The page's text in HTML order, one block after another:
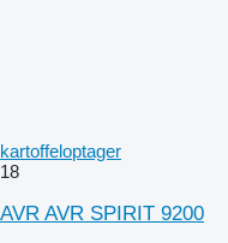
kartoffeloptager
18
AVR AVR SPIRIT 9200